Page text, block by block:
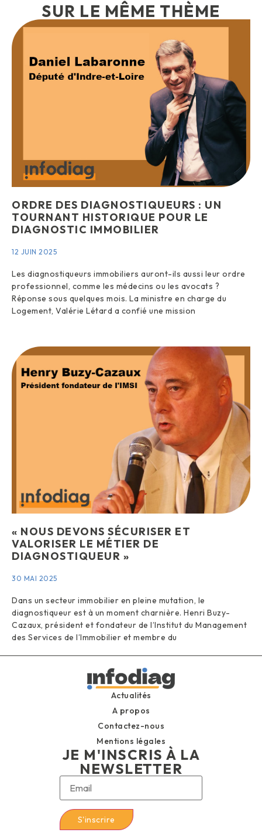
SUR LE MÊME THÈME
ORDRE DES DIAGNOSTIQUEURS : UN
TOURNANT HISTORIQUE POUR LE
DIAGNOSTIC IMMOBILIER
12 JUIN 2025
Les diagnostiqueurs immobiliers auront-ils aussi leur ordre
professionnel, comme les médecins ou les avocats ?
Réponse sous quelques mois. La ministre en charge du
Logement, Valérie Létard a confié une mission
« NOUS DEVONS SÉCURISER ET
VALORISER LE MÉTIER DE
DIAGNOSTIQUEUR »
30 MAI 2025
Dans un secteur immobilier en pleine mutation, le
diagnostiqueur est à un moment charnière. Henri Buzy-
Cazaux, président et fondateur de l’Institut du Management
des Services de l’Immobilier et membre du
Actualités
A propos
Contactez-nous
Mentions légales
JE M'INSCRIS À LA
NEWSLETTER